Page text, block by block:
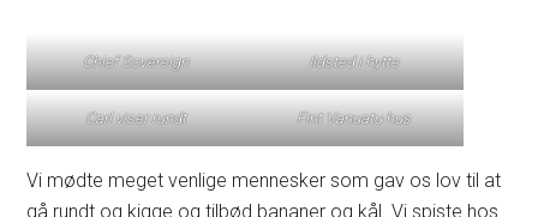
Chief Sovereign Ildsted i hytte
Carl viser rundt Fint Vanuatu hus
Vi mødte meget venlige mennesker som gav os lov til at
gå rundt og kigge og tilbød bananer og kål. Vi spiste hos